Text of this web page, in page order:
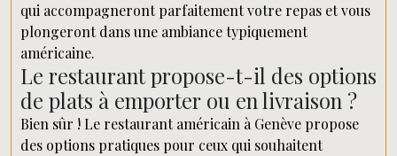
qui accompagneront parfaitement votre repas et vous
plongeront dans une ambiance typiquement
américaine.
Le restaurant propose-t-il des options
de plats à emporter ou en livraison ?
Bien sûr ! Le restaurant américain à Genève propose
des options pratiques pour ceux qui souhaitent